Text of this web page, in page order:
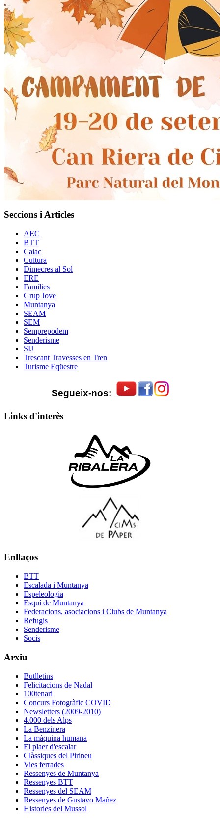
Seccions i Articles
AEC
BTT
Caiac
Cultura
Dimecres al Sol
ERE
Families
Grup Jove
Muntanya
SEAM
SEM
Semprepodem
Senderisme
SIJ
Trescant Travesses en Tren
Turisme Eqüestre
Segueix-nos:
Links d'interès
Enllaços
BTT
Escalada i Muntanya
Espeleologia
Esquí de Muntanya
Federacions, asociacions i Clubs de Muntanya
Refugis
Senderisme
Socis
Arxiu
Butlletins
Felicitacions de Nadal
100tenari
Concurs Fotogràfic COVID
Newsletters (2009-2010)
4.000 dels Alps
La Benzinera
La màquina humana
El plaer d'escalar
Clàssiques del Pirineu
Vies ferrades
Ressenyes de Muntanya
Ressenyes BTT
Ressenyes del SEAM
Ressenyes de Gustavo Mañez
Histories del Mussol